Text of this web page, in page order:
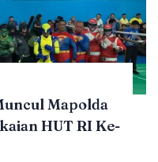
Mapolda
HUT RI Ke-